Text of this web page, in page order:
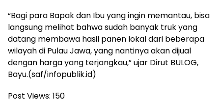
“Bagi para Bapak dan Ibu yang ingin memantau, bisa
langsung melihat bahwa sudah banyak truk yang
datang membawa hasil panen lokal dari beberapa
wilayah di Pulau Jawa, yang nantinya akan dijual
dengan harga yang terjangkau,” ujar Dirut BULOG,
Bayu.(saf/infopublik.id)
Post Views: 150